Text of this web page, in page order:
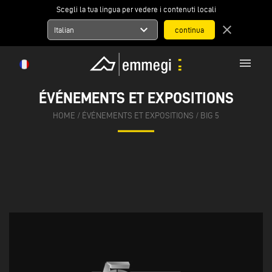
Scegli la tua lingua per vedere i contenuti locali
Italian expand_more close
menu
ÉVÉNEMENTS ET EXPOSITIONS
HOME / ÉVÉNEMENTS ET EXPOSITIONS / BIG 5